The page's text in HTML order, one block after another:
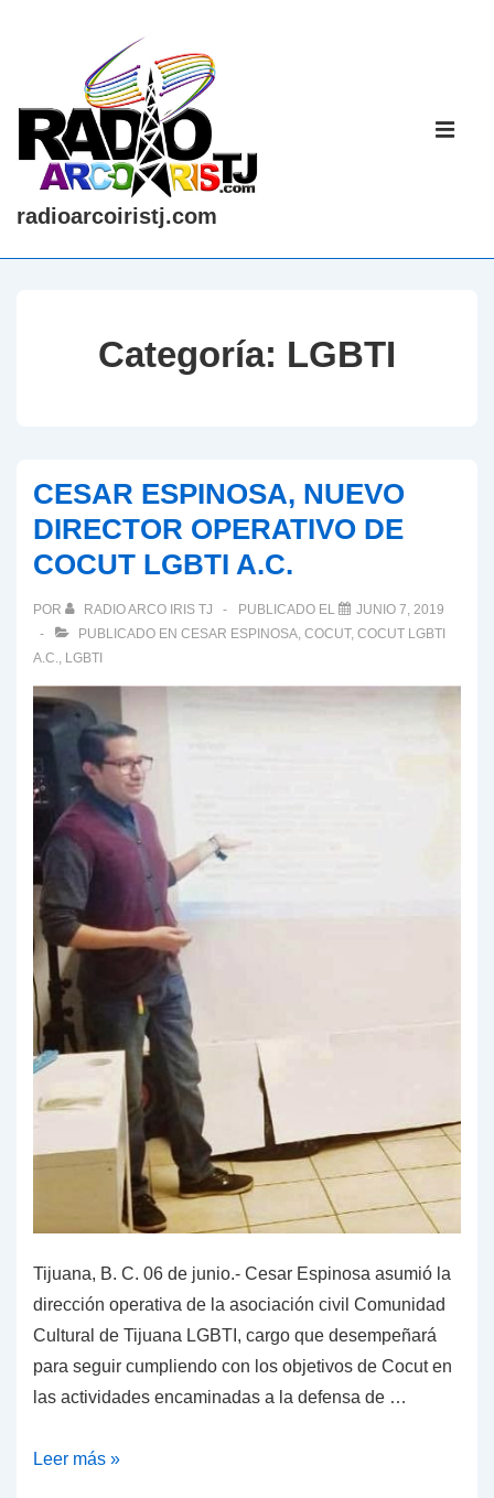
contenido
principal
radioarcoiristj.com
Categoría: LGBTI
CESAR ESPINOSA, NUEVO
DIRECTOR OPERATIVO DE
COCUT LGBTI A.C.
POR RADIO ARCO IRIS TJ PUBLICADO EL
JUNIO 7, 2019
PUBLICADO EN CESAR ESPINOSA, COCUT, COCUT LGBTI
A.C., LGBTI
Tijuana, B. C. 06 de junio.- Cesar Espinosa asumió la
dirección operativa de la asociación civil Comunidad
Cultural de Tijuana LGBTI, cargo que desempeñará
para seguir cumpliendo con los objetivos de Cocut en
las actividades encaminadas a la defensa de …
CESAR
Leer más »